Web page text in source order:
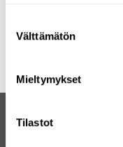
Kerätä tietoja
Tunnistaa
aktiivisesti
voit määrittää
valinta
Välttämätön
Mieltymykset
Tilastot